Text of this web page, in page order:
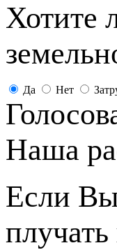
Хотите
Да Нет
Наша
Если Вы